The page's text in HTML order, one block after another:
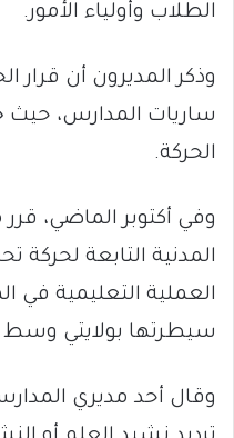
الطلاب وأولياء الأمور.
وذكر المديرون أن قرار
ساريات المدارس، حيث
الحركة.
وفي أكتوبر الماضي،
المدنية التابعة لحركة
العملية التعليمية في
سيطرتها بولايتي وسط
وقال أحد مديري